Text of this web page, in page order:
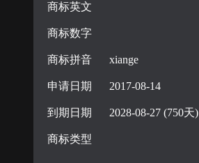
商标英文
商标数字
商标拼音 xiange
申请日期 2017-08-14
到期日期 2028-08-27 (750天)
商标类型